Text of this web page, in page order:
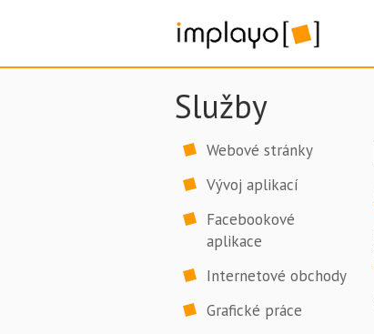
Služby
Webové stránky
Vývoj aplikací
Facebookové
aplikace
Internetové obchody
Grafické práce